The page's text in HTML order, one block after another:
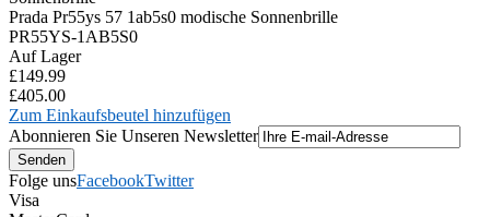
Prada Pr55ys 57 1ab5s0 modische Sonnenbrille
PR55YS-1AB5S0
Auf Lager
£149.99
£405.00
Zum Einkaufsbeutel hinzufügen
Abonnieren Sie Unseren Newsletter
Folge unsFacebookTwitter
Visa